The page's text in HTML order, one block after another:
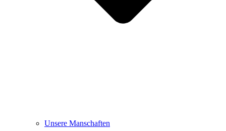
Unsere Manschaften